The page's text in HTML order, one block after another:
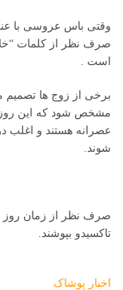
وقتی باس عروسی با
صرف نظر از کلمات
است .
برخی از زوج ها تصمیم
مشخص شود که این
عصرانه هستند و اغلب
شوند.
صرف نظر از زمان روز
تاکسیدو بپوشند.
اخبار پوشاک